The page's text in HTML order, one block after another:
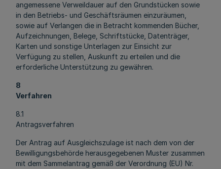
angemessene Verweildauer auf den Grundstücken sowie
in den Betriebs- und Geschäftsräumen einzuräumen,
sowie auf Verlangen die in Betracht kommenden Bücher,
Aufzeichnungen, Belege, Schriftstücke, Datenträger,
Karten und sonstige Unterlagen zur Einsicht zur
Verfügung zu stellen, Auskunft zu erteilen und die
erforderliche Unterstützung zu gewähren.
8
Verfahren
8.1
Antragsverfahren
Der Antrag auf Ausgleichszulage ist nach dem von der
Bewilligungsbehörde herausgegebenen Muster zusammen
mit dem Sammelantrag gemäß der Verordnung (EU) Nr.